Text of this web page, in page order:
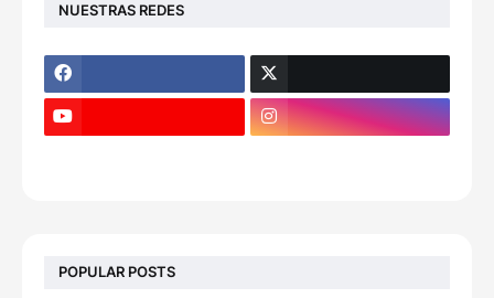
NUESTRAS REDES
POPULAR POSTS